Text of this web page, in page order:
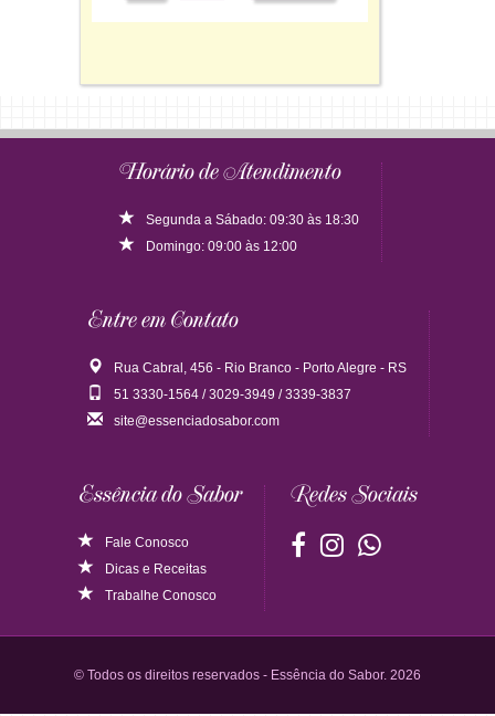
Horário de Atendimento
Segunda a Sábado: 09:30 às 18:30
Domingo: 09:00 às 12:00
Entre em Contato
Rua Cabral, 456 - Rio Branco - Porto Alegre - RS
51 3330-1564 / 3029-3949 / 3339-3837
site@essenciadosabor.com
Essência do Sabor
Fale Conosco
Dicase Receitas
Trabalhe Conosco
Redes Sociais
© Todos os direitos reservados - Essência do Sabor. 2026